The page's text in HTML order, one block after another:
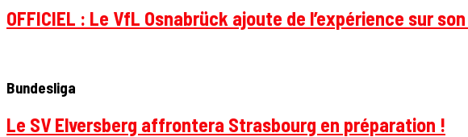
OFFICIEL : Le VfL Osnabrück ajoute de l’expérience sur
Bundesliga
Le SV Elversberg affrontera Strasbourg en préparation !